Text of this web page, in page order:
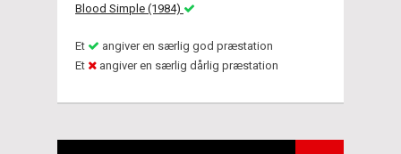
Blood Simple (1984)
Et
angiver en særlig god præstation
Et
angiver en særlig dårlig præstation